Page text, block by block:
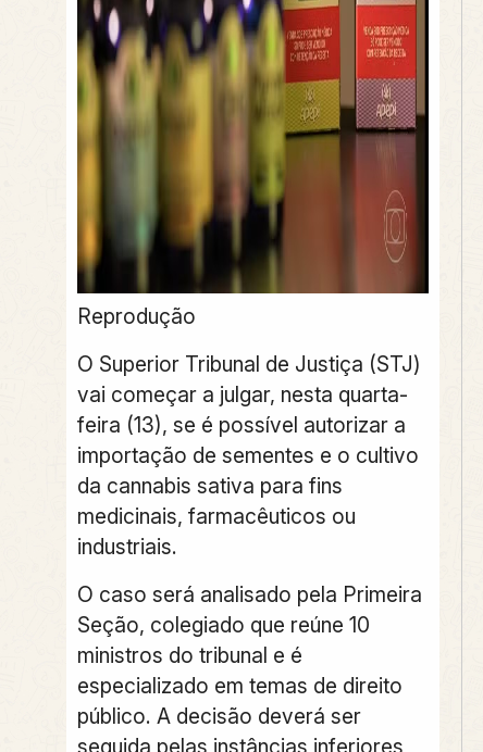
Reprodução
O Superior Tribunal de Justiça (STJ)
vai começar a julgar, nesta quarta-
feira (13), se é possível autorizar a
importação de sementes e o cultivo
da cannabis sativa para fins
medicinais, farmacêuticos ou
industriais.
O caso será analisado pela Primeira
Seção, colegiado que reúne 10
ministros do tribunal e é
especializado em temas de direito
público. A decisão deverá ser
seguida pelas instâncias inferiores